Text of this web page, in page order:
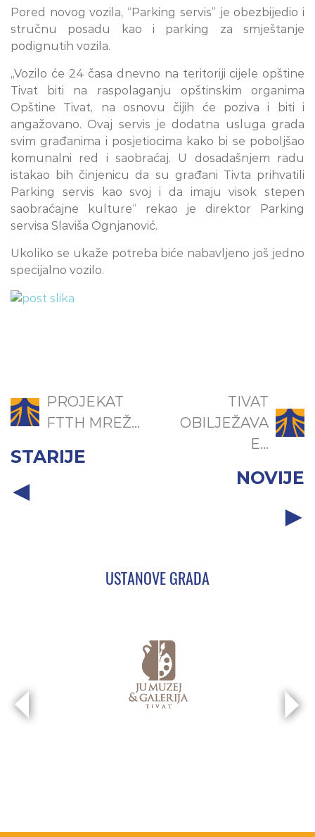
Pored novog vozila, “Parking servis” je obezbijedio i
stručnu posadu kao i parking za smještanje
podignutih vozila.
„Vozilo će 24 časa dnevno na teritoriji cijele opštine
Tivat biti na raspolaganju opštinskim organima
Opštine Tivat, na osnovu čijih će poziva i biti i
angažovano. Ovaj servis je dodatna usluga grada
svim građanima i posjetiocima kako bi se poboljšao
komunalni red i saobraćaj. U dosadašnjem radu
istakao bih činjenicu da su građani Tivta prihvatili
Parking servis kao svoj i da imaju visok stepen
saobraćajne kulture“ rekao je direktor Parking
servisa Slaviša Ognjanović.
Ukoliko se ukaže potreba biće nabavljeno još jedno
specijalno vozilo.
PROJEKAT
FTTH MREŽ...
STARIJE
TIVAT
OBILJEŽAVA
E...
NOVIJE
USTANOVE GRADA